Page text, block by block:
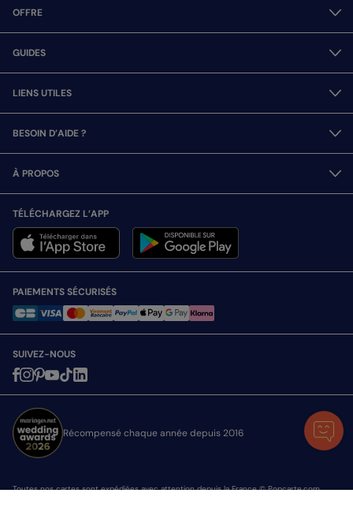
OFFRE
GUIDES
LIENS UTILES
BESOIN D’AIDE ?
À PROPOS
TÉLÉCHARGEZ L’APP
PAIEMENTS SÉCURISÉS
SUIVEZ-NOUS
Récompensé chaque année depuis 2016
Toutes nos cartes sont expédiées avec attention depuis la France © Popcarte.com